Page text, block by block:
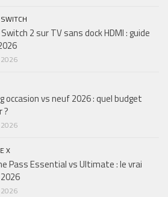
2 sur TV sans dock HDMI : guide
2026
occasion vs neuf 2026 : quel budget
?
2026
X
Pass Essential vs Ultimate : le vrai
2026